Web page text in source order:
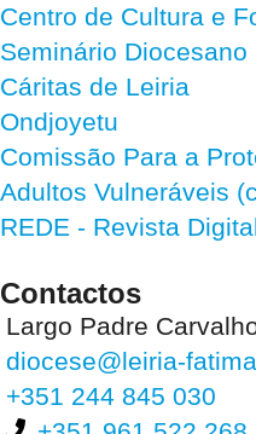
Centro de Cultura e
Seminário Diocesano
Cáritas de Leiria
Ondjoyetu
Comissão Para a
Adultos Vulneráveis
REDE - Revista
Contactos
Largo Padre
diocese@leiria-
+351 244 845 030